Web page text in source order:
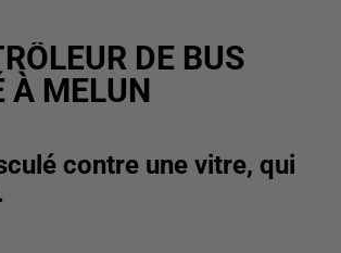
DE BUS
À MELUN
contre une vitre, qui